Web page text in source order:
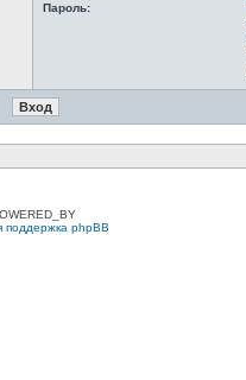
Пароль:
поддержка phpBB